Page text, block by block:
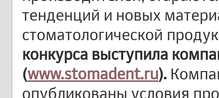
тенденций и новых
стоматологической
конкурса выступила
(www.stomadent.ru).
опубликованы условия